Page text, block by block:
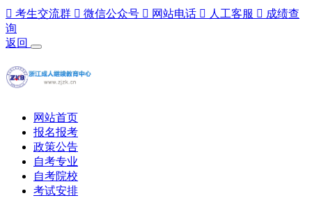
 考生交流群  微信公众号  网站电话  人工客服  成绩查
询
返回
网站首页
报名报考
政策公告
自考专业
自考院校
考试安排